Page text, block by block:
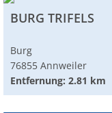
BURG TRIFELS
Burg
76855 Annweiler
Entfernung: 2.81 km